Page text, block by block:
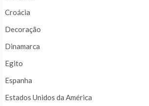
Croácia
Decoração
Dinamarca
Egito
Espanha
Estados Unidos da América